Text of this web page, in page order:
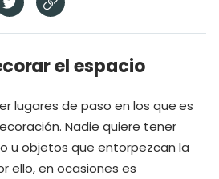
el espacio
lugares de paso en los que es
Nadie quiere tener
u objetos que entorpezcan la
ello, en ocasiones es